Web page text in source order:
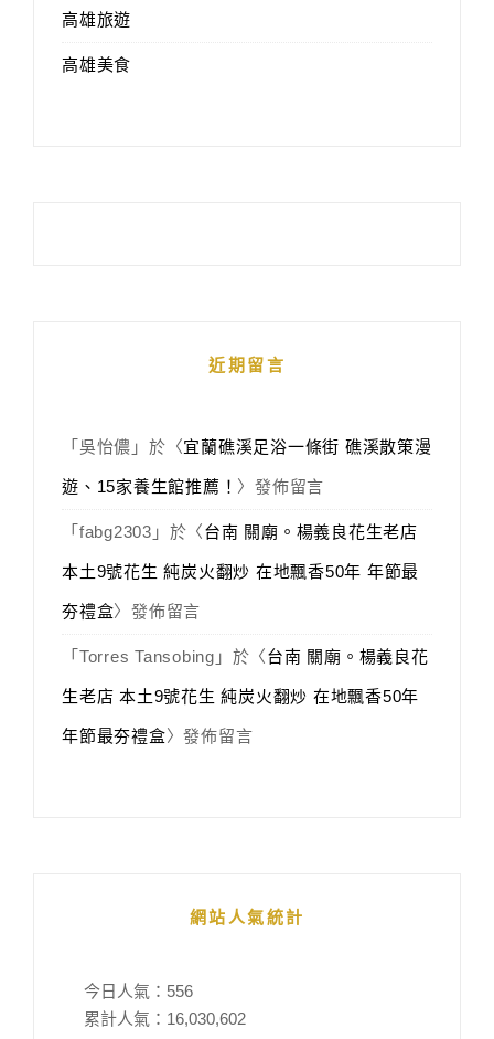
高雄旅遊
高雄美食
近期留言
「 吳怡儂 」於〈宜蘭礁溪足浴一條街 礁溪散策漫
遊、15家養生館推薦！ 〉發佈留言
「 fabg2303 」於〈台南 關廟。楊義良花生老店
本土9號花生 純炭火翻炒 在地飄香50年 年節最
夯禮盒〉發佈留言
「 Torres Tansobing 」於〈台南 關廟。楊義良花
生老店 本土9號花生 純炭火翻炒 在地飄香50年
年節最夯禮盒〉發佈留言
網站人氣統計
今日人氣： 556
累計人氣： 16,030,602